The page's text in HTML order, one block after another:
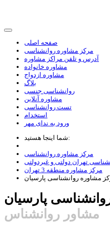
صفحه اصلی
مرکز مشاوره روانشناسی
آدرس و تلفن مراکز مشاوره
مشاوره خانواده
مشاوره ازدواج
بلاگ
روانشناسی جنسی
مشاوره آنلاین
تست روانشناسی
استخدام
ورود به ندای مهر
شما اینجا هستید:
مرکز مشاوره روانشناسی
تهران دولتی و غیردولتی
مرکز مشاوره منطقه 3 تهران
مشاوره روانشناسی پارسيان
پارسيان
مشاور روانشناس